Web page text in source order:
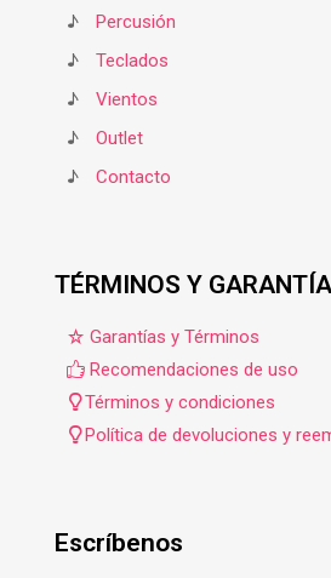
♪
Percusión
♪
Teclados
♪
Vientos
♪
Outlet
♪
Contacto
TÉRMINOS Y
Garantías y Términos
Recomendaciones de uso
Términos y condiciones
Política de devoluciones y
Escríbenos